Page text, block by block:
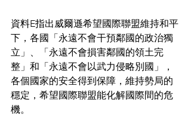
資料E指出威爾遜希望國際聯盟維持和平
下，各國「永遠不會干預鄰國的政治獨
立」、「永遠不會損害鄰國的領土完
整」和「永遠不會以武力侵略別國」，
各個國家的安全得到保障，維持勢局的
穩定，希望國際聯盟能化解國際間的危
機。